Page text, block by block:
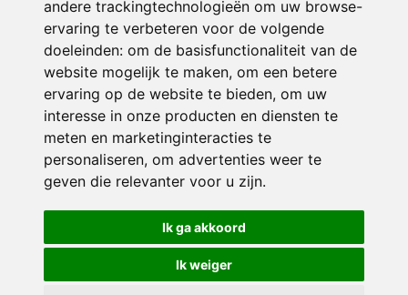
andere trackingtechnologieën om uw browse-
ervaring te verbeteren voor de volgende
doeleinden: om de basisfunctionaliteit van de
website mogelijk te maken, om een betere
ervaring op de website te bieden, om uw
interesse in onze producten en diensten te
meten en marketinginteracties te
personaliseren, om advertenties weer te
geven die relevanter voor u zijn.
Ik ga akkoord
Ik weiger
© 2026 Sint Bernardus | Alle rechten voorbehouden
Privacy policy|Disclaimer| Klachtenregeling|RSIN en Anbi
voorkeuren
Crealisatie The MindOffice